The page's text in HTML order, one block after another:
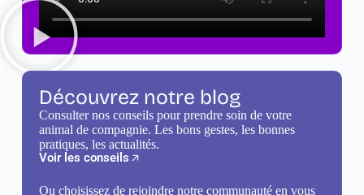
Découvrez notre blog
Consulter nos conseils pour prendre soin de votre
animal de compagnie. Les bons gestes, les bonnes
pratiques, les actualités.
Voir les conseils
Ou choisissez de rejoindre notre communauté en vous